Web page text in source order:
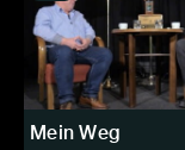
Mein Weg